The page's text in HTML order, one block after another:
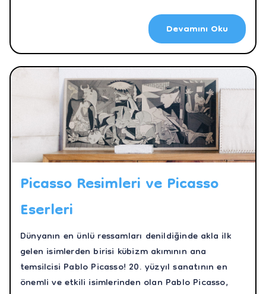
becerilerini geliştirecek hem de aranızdaki ilişkiyi
Devamını Oku
Picasso Resimleri ve Picasso
Eserleri
Dünyanın en ünlü ressamları denildiğinde akla ilk
gelen isimlerden birisi kübizm akımının ana
temsilcisi Pablo Picasso! 20. yüzyıl sanatının en
önemli ve etkili isimlerinden olan Pablo Picasso,